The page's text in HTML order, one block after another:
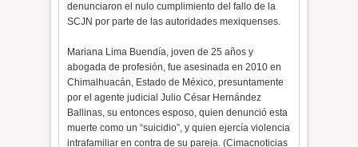
denunciaron el nulo cumplimiento del fallo de la
SCJN por parte de las autoridades mexiquenses.
Mariana Lima Buendía, joven de 25 años y
abogada de profesión, fue asesinada en 2010 en
Chimalhuacán, Estado de México, presuntamente
por el agente judicial Julio César Hernández
Ballinas, su entonces esposo, quien denunció esta
muerte como un “suicidio”, y quien ejercía violencia
intrafamiliar en contra de su pareja. (Cimacnoticias